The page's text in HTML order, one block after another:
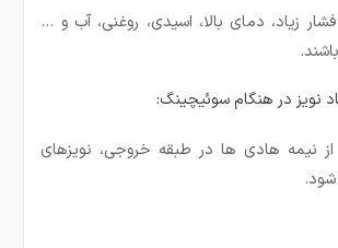
زیاد، دمای بالا، اسیدی، روغنی، آب و …
نویز در هنگام سوئیچینگ:
از نیمه هادی ها در طبقه خروجی، نویزهای